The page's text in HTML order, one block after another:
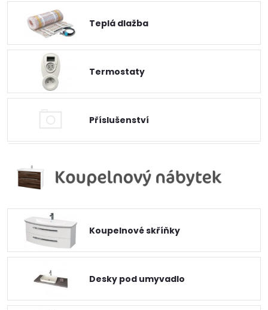
Teplá dlažba
Termostaty
Příslušenství
Koupelnové skříňky
Desky pod umyvadlo